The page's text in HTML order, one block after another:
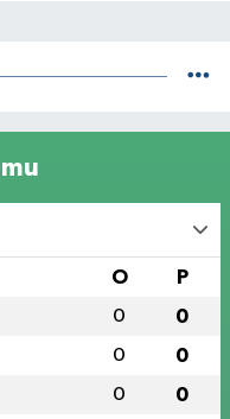
O P
0 0
0 0
0 0